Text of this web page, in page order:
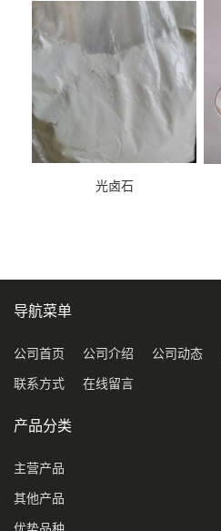
光卤石
导航菜单
公司首页 公司介绍 公司动态
联系方式 在线留言
产品分类
主营产品
其他产品